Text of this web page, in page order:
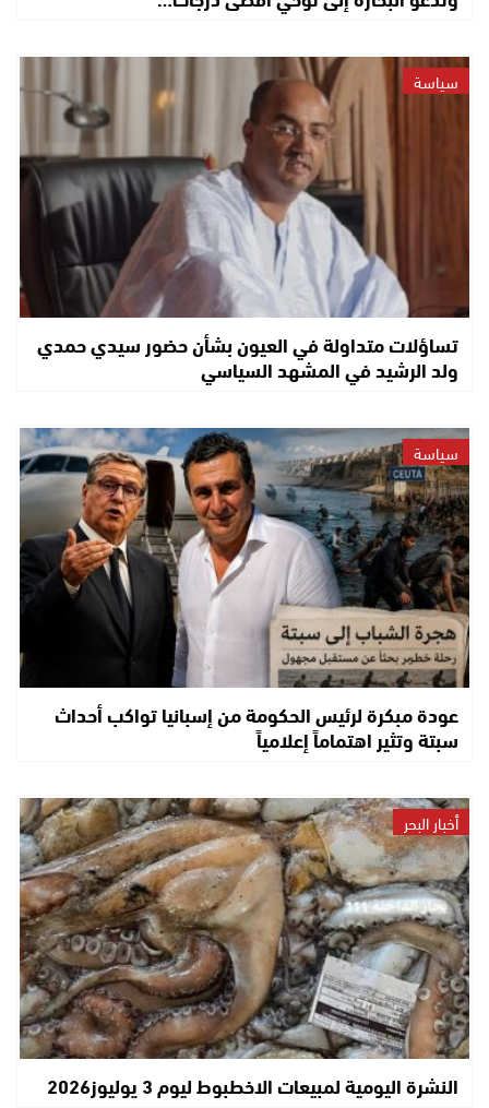
سياسة
تساؤلات متداولة في العيون بشأن حضور سيدي حمدي
ولد الرشيد في المشهد السياسي
سياسة
عودة مبكرة لرئيس الحكومة من إسبانيا تواكب أحداث
سبتة وتثير اهتماماً إعلامياً
أخبار البحر
النشرة اليومية لمبيعات الاخطبوط ليوم 3 يوليوز2026